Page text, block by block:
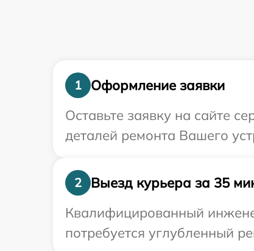
1
Оформление заявки
Оставьте заявку на сайте
деталей ремонта Вашего
2
Выезд курьера за 35
Квалифицированный
потребуется углубленный